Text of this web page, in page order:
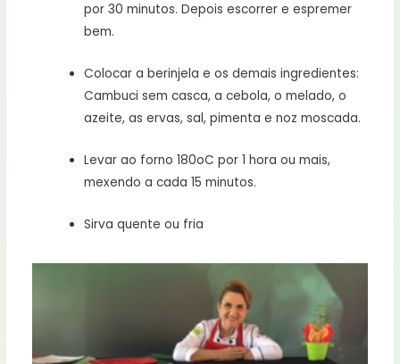
por 30 minutos. Depois escorrer e espremer
bem.
Colocar a berinjela e os demais ingredientes:
Cambuci sem casca, a cebola, o melado, o
azeite, as ervas, sal, pimenta e noz moscada.
Levar ao forno 180oC por 1 hora ou mais,
mexendo a cada 15 minutos.
Sirva quente ou fria